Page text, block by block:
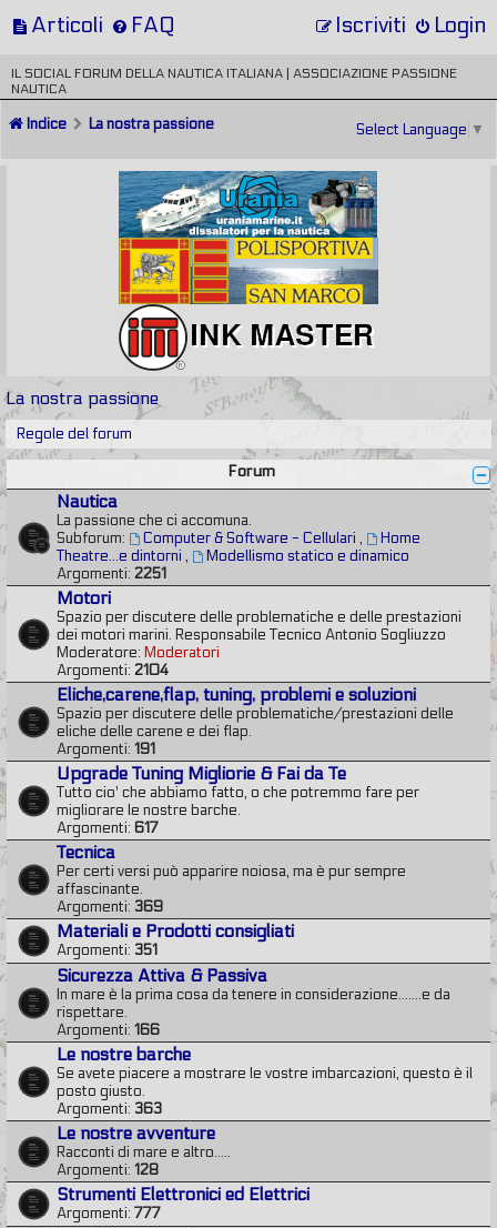
Articoli FAQ Login
Iscriviti
IL SOCIAL FORUM DELLA NAUTICA ITALIANA | ASSOCIAZIONE PASSIONE
NAUTICA
Indice La nostra passione Select Language ▼
La nostra passione
Regole del forum
Forum
Nautica
La passione che ci accomuna.
Subforum:
Computer & Software - Cellulari ,
Home
Theatre...e dintorni ,
Modellismo statico e dinamico
Argomenti: 2251
Motori
Spazio per discutere delle problematiche e delle prestazioni
dei motori marini. Responsabile Tecnico Antonio Sogliuzzo
Moderatore: Moderatori
Argomenti: 2104
Eliche,carene,flap, tuning, problemi e soluzioni
Spazio per discutere delle problematiche/prestazioni delle
eliche delle carene e dei flap.
Argomenti: 191
Upgrade Tuning Migliorie & Fai da Te
Tutto cio' che abbiamo fatto, o che potremmo fare per
migliorare le nostre barche.
Argomenti: 617
Tecnica
Per certi versi può apparire noiosa, ma è pur sempre
affascinante.
Argomenti: 369
Materiali e Prodotti consigliati
Argomenti: 351
Sicurezza Attiva & Passiva
In mare è la prima cosa da tenere in considerazione.......e da
rispettare.
Argomenti: 166
Le nostre barche
Se avete piacere a mostrare le vostre imbarcazioni, questo è il
posto giusto.
Argomenti: 363
Le nostre avventure
Racconti di mare e altro.....
Argomenti: 128
Strumenti Elettronici ed Elettrici
Argomenti: 777